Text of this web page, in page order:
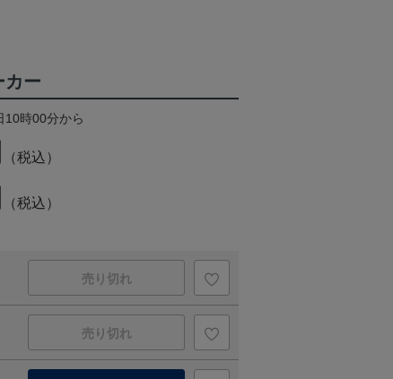
カー
10時00分から
（税込）
（税込）
売り切れ
売り切れ